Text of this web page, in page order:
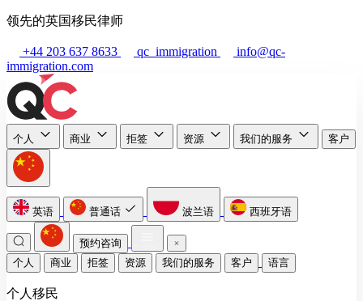
领先的英国移民律师
+44 203 637 8633 qc_immigration
info@qc-
immigration.com
个人 商业 拒签 资源 我们的服务 客户
英语 普通话 波兰语 西班牙语
预约咨询
个人
商业 拒签 资源 我们的服务 客户 语言
个人移民